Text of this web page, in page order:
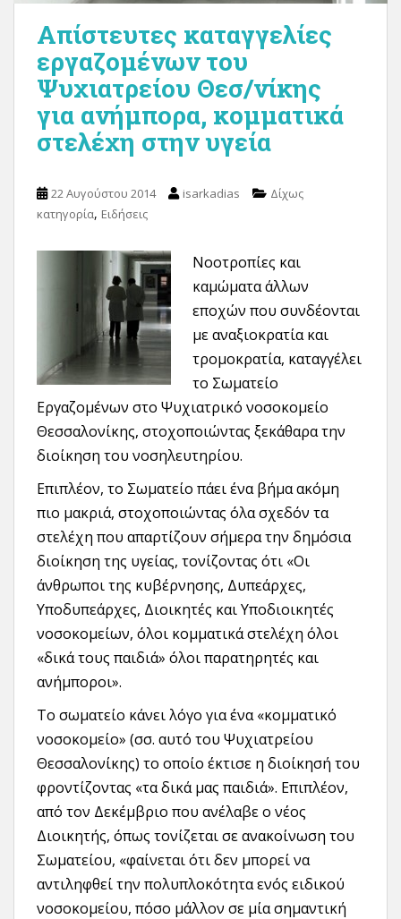
Απίστευτες καταγγελίες
εργαζομένων του
Ψυχιατρείου Θεσ/νίκης
για ανήμπορα, κομματικά
στελέχη στην υγεία
22 Αυγούστου 2014 isarkadias
Δίχως
κατηγορία, Ειδήσεις
Νοοτροπίες και
καμώματα άλλων
εποχών που συνδέονται
με αναξιοκρατία και
τρομοκρατία, καταγγέλει
το Σωματείο
Εργαζομένων στο Ψυχιατρικό νοσοκομείο
Θεσσαλονίκης, στοχοποιώντας ξεκάθαρα την
διοίκηση του νοσηλευτηρίου.
Επιπλέον, το Σωματείο πάει ένα βήμα ακόμη
πιο μακριά, στοχοποιώντας όλα σχεδόν τα
στελέχη που απαρτίζουν σήμερα την δημόσια
διοίκηση της υγείας, τονίζοντας ότι «Οι
άνθρωποι της κυβέρνησης, Δυπεάρχες,
Υποδυπεάρχες, Διοικητές και Υποδιοικητές
νοσοκομείων, όλοι κομματικά στελέχη όλοι
«δικά τους παιδιά» όλοι παρατηρητές και
ανήμποροι».
Το σωματείο κάνει λόγο για ένα «κομματικό
νοσοκομείο» (σσ. αυτό του Ψυχιατρείου
Θεσσαλονίκης) το οποίο έκτισε η διοίκησή του
φροντίζοντας «τα δικά μας παιδιά». Επιπλέον,
από τον Δεκέμβριο που ανέλαβε ο νέος
Διοικητής, όπως τονίζεται σε ανακοίνωση του
Σωματείου, «φαίνεται ότι δεν μπορεί να
αντιληφθεί την πολυπλοκότητα ενός ειδικού
νοσοκομείου, πόσο μάλλον σε μία σημαντική